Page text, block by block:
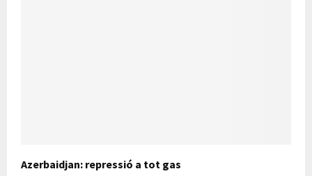
Azerbaidjan: repressió a tot gas